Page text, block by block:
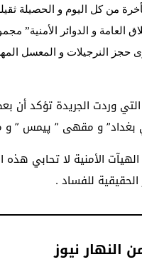
من كل اليوم و الحصيلة
العامة و الدوائر
حجز النرجيلات و المعسل
وردت الجريدة تؤكد أن
بغداد” و مقهى ” پيمس ”
الأمنية لا تحابي هذه
للفساد .
النهار نيوز